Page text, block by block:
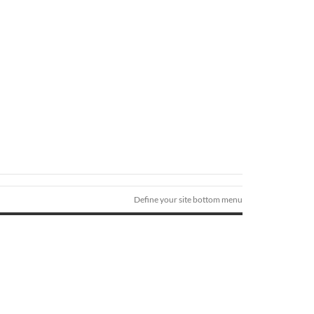
Define your site bottom menu